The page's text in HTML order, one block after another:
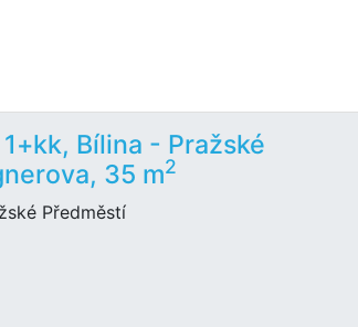
Bílina - Pražské
35 m2
Předměstí